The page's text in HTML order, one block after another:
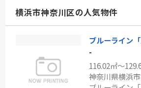
神奈川県川崎
南武線「鹿島田
72.89㎡
横浜市神奈川区の人気物件
ブルーライン
-
116.02㎡～